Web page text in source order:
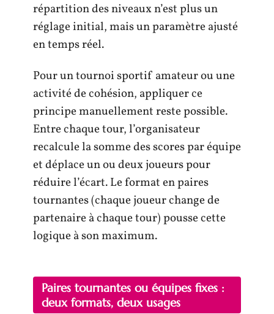
répartition des niveaux n’est plus un
réglage initial, mais un paramètre ajusté
en temps réel.
Pour un tournoi sportif amateur ou une
activité de cohésion, appliquer ce
principe manuellement reste possible.
Entre chaque tour, l’organisateur
recalcule la somme des scores par équipe
et déplace un ou deux joueurs pour
réduire l’écart. Le format en paires
tournantes (chaque joueur change de
partenaire à chaque tour) pousse cette
logique à son maximum.
Paires tournantes ou équipes fixes :
deux formats, deux usages